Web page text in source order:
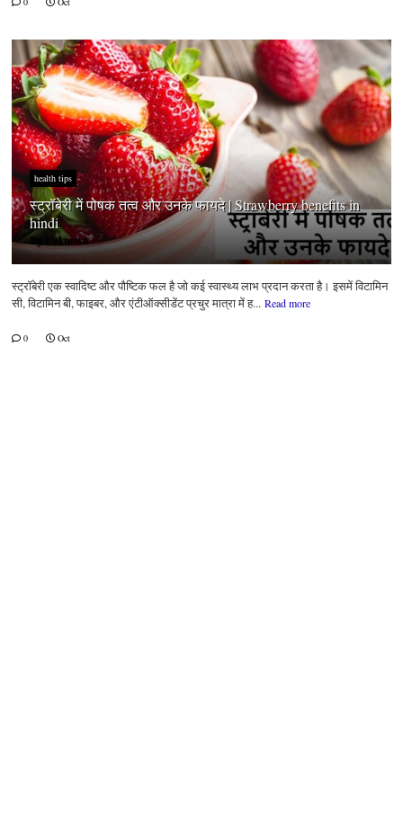
health tips
स्ट्रॉबेरी में पोषक तत्व और उनके फायदे | Strawberry benefits in
hindi
By Unknown
स्ट्रॉबेरी एक स्वादिष्ट और पौष्टिक फल है जो कई स्वास्थ्य लाभ प्रदान करता है। इसमें विटामिन
सी, विटामिन बी, फाइबर, और एंटीऑक्सीडेंट प्रचुर मात्रा में ह... Read more
0 Oct